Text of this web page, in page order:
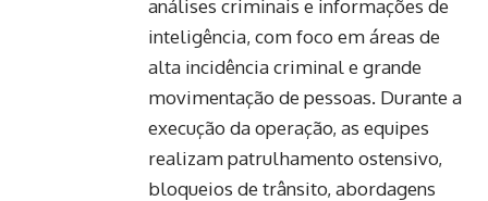
análises criminais e informações de
inteligência, com foco em áreas de
alta incidência criminal e grande
movimentação de pessoas. Durante a
execução da operação, as equipes
realizam patrulhamento ostensivo,
bloqueios de trânsito, abordagens